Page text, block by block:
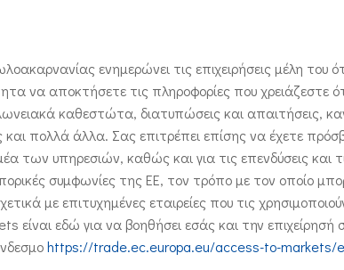
ενημερώνει τις επιχειρήσεις μέλη
να αποκτήσετε τις πληροφορίες που χρειάζεστε
καθεστώτα, διατυπώσεις και απαιτήσεις,
και πολλά άλλα. Σας επιτρέπει επίσης να έχετε
των υπηρεσιών, καθώς και για τις επενδύσεις και
συμφωνίες της ΕΕ, τον τρόπο με τον οποίο
με επιτυχημένες εταιρείες που τις
είναι εδώ για να βοηθήσει εσάς και την επιχείρησή
https://trade.ec.europa.eu/access-to-markets/